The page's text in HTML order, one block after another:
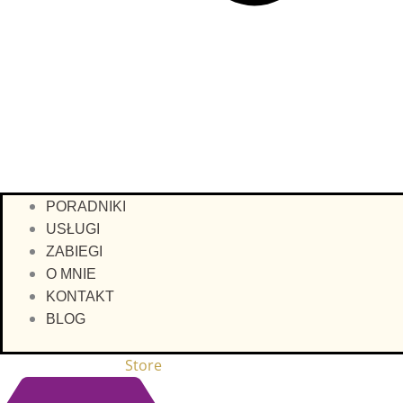
PORADNIKI
USŁUGI
ZABIEGI
O MNIE
KONTAKT
BLOG
Store